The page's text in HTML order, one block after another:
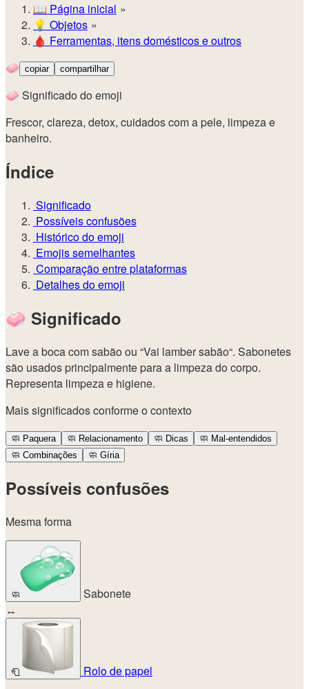
📖 Página inicial
💡️ Objetos
🩸 Ferramentas, itens domésticos e outros
🧼 copiar compartilhar
🧼 Significado do emoji
Frescor, clareza, detox, cuidados com a pele, limpeza e
banheiro.
Índice
Significado
Possíveis confusões
Histórico do emoji
Emojis semelhantes
Comparação entre plataformas
Detalhes do emoji
🧼 Significado
Lave a boca com sabão ou “Vai lamber sabão“. Sabonetes
são usados ​​principalmente para a limpeza do corpo.
Representa limpeza e higiene.
Mais significados conforme o contexto
🧼 Paquera 🧼 Relacionamento 🧼 Dicas 🧼 Mal-entendidos
🧼 Combinações 🧼 Gíria
Possíveis confusões
Mesma forma
🧼
Sabonete
↔
🧻
Rolo de papel